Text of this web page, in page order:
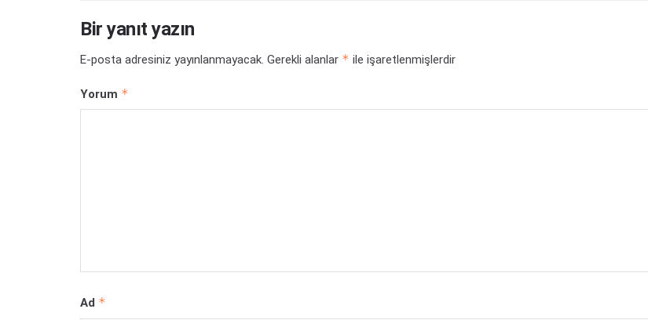
Bir yanıt yazın
E-posta adresiniz yayınlanmayacak. Gerekli alanlar * ile işaretlenmişlerdir
Yorum *
Ad *